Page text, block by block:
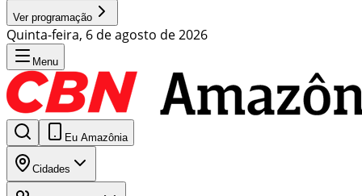
Ver programação
Quinta-feira, 6 de agosto de 2026
Menu
Eu Amazônia
Cidades